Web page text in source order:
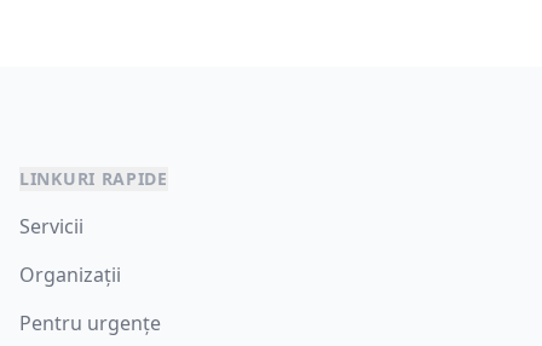
LINKURI RAPIDE
Servicii
Organizații
Pentru urgențe